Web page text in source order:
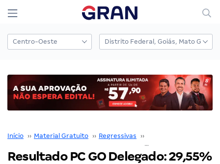
Início ›› Material Gratuito ›› Regressivas ››
Resultado PC GO Delegado: 29,55%